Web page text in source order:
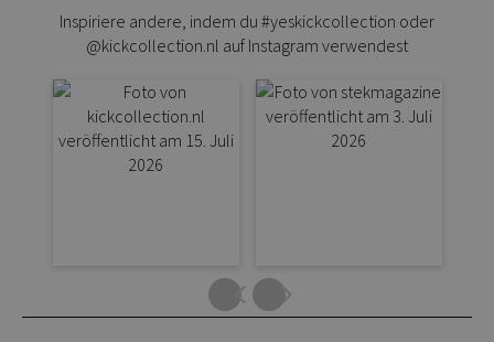
Inspiriere andere, indem du #yeskickcollection oder
@kickcollection.nl auf Instagram verwendest